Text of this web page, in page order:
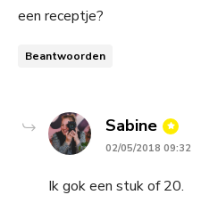
een receptje?
Beantwoorden
Sabine says:
02/05/2018 09:32
Ik gok een stuk of 20.